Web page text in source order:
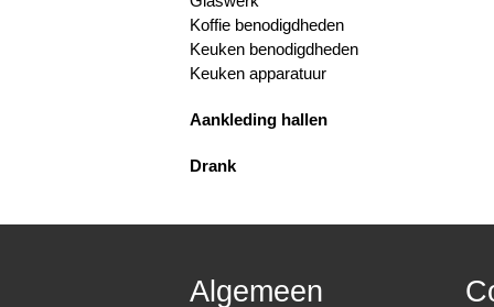
Koffie benodigdheden
Keuken benodigdheden
Keuken apparatuur
Aankleding hallen
Drank
Algemeen